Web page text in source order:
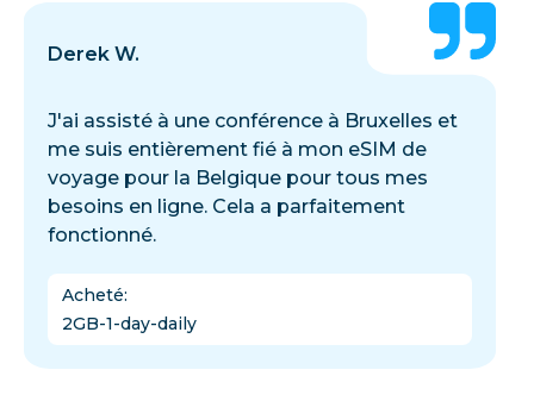
Derek W.
J'ai assisté à une conférence à Bruxelles et
me suis entièrement fié à mon eSIM de
voyage pour la Belgique pour tous mes
besoins en ligne. Cela a parfaitement
fonctionné.
Acheté:
2GB-1-day-daily